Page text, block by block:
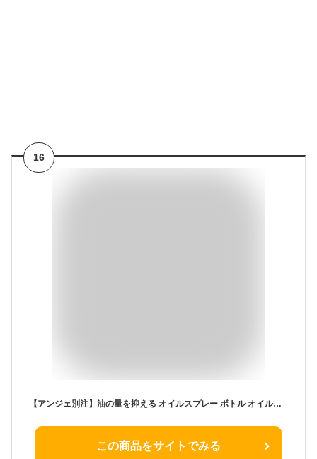
16
【アンジェ別注】油の量を抑える オイルスプレー ボトル オイルボトル 耐熱ガラス 250ml/オイルスプレイスプレー ガラス オイルスプレー ボトル オイルスプレー 霧吹き 油差し オイル差し【送料無料】
この商品をサイトでみる